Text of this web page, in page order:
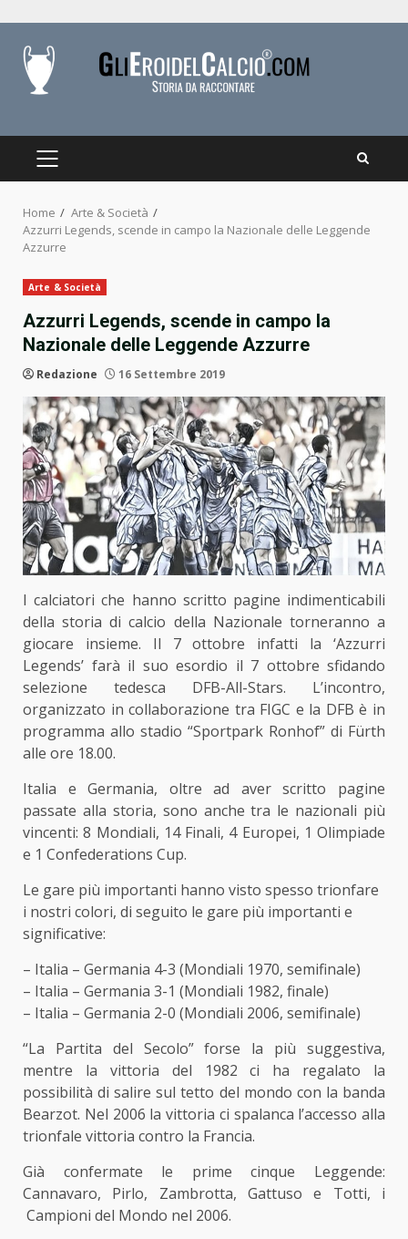
content
PRIMARY
Home
Arte & Società
Azzurri Legends, scende in campo la Nazionale delle Leggende
Azzurre
Arte & Società
Azzurri Legends, scende in campo la
Nazionale delle Leggende Azzurre
Redazione 16 Settembre 2019
I calciatori che hanno scritto pagine indimenticabili
della storia di calcio della Nazionale torneranno a
giocare insieme. Il 7 ottobre infatti la ‘Azzurri
Legends’ farà il suo esordio il 7 ottobre sfidando
selezione tedesca DFB-All-Stars. L’incontro,
organizzato in collaborazione tra FIGC e la DFB è in
programma allo stadio “Sportpark Ronhof” di Fürth
alle ore 18.00.
Italia e Germania, oltre ad aver scritto pagine
passate alla storia, sono anche tra le nazionali più
vincenti: 8 Mondiali, 14 Finali, 4 Europei, 1 Olimpiade
e 1 Confederations Cup.
Le gare più importanti hanno visto spesso trionfare
i nostri colori, di seguito le gare più importanti e
significative:
– Italia – Germania 4-3 (Mondiali 1970, semifinale)
– Italia – Germania 3-1 (Mondiali 1982, finale)
– Italia – Germania 2-0 (Mondiali 2006, semifinale)
“La Partita del Secolo” forse la più suggestiva,
mentre la vittoria del 1982 ci ha regalato la
possibilità di salire sul tetto del mondo con la banda
Bearzot. Nel 2006 la vittoria ci spalanca l’accesso alla
trionfale vittoria contro la Francia.
Già confermate le prime cinque Leggende:
Cannavaro, Pirlo, Zambrotta, Gattuso e Totti, i
Campioni del Mondo nel 2006.